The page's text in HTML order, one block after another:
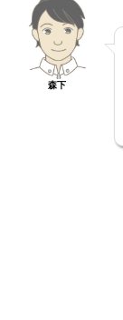
森下